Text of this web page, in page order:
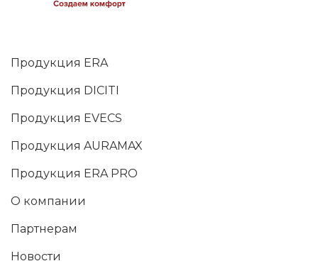
Продукция ERA
Продукция DICITI
Продукция EVECS
Продукция AURAMAX
Продукция ERA PRO
О компании
Партнерам
Новости